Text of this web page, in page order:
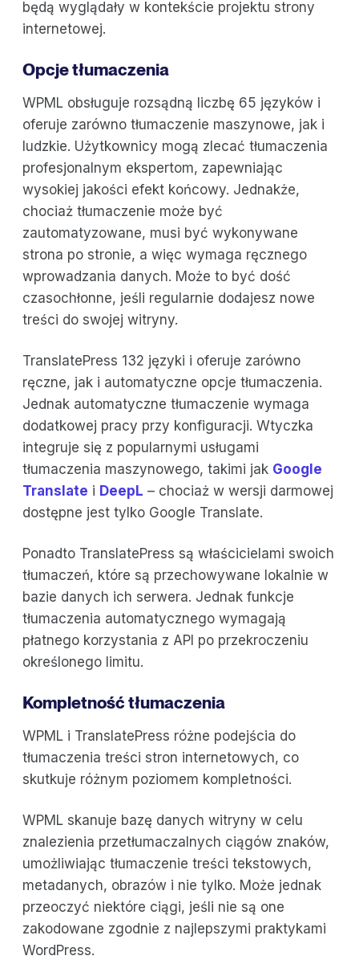
będą wyglądały w kontekście projektu strony
internetowej.
Opcje tłumaczenia
WPML obsługuje rozsądną liczbę 65 języków i
oferuje zarówno tłumaczenie maszynowe, jak i
ludzkie. Użytkownicy mogą zlecać tłumaczenia
profesjonalnym ekspertom, zapewniając
wysokiej jakości efekt końcowy. Jednakże,
chociaż tłumaczenie może być
zautomatyzowane, musi być wykonywane
strona po stronie, a więc wymaga ręcznego
wprowadzania danych. Może to być dość
czasochłonne, jeśli regularnie dodajesz nowe
treści do swojej witryny.
TranslatePress 132 języki i oferuje zarówno
ręczne, jak i automatyczne opcje tłumaczenia.
Jednak automatyczne tłumaczenie wymaga
dodatkowej pracy przy konfiguracji. Wtyczka
integruje się z popularnymi usługami
tłumaczenia maszynowego, takimi jak Google
Translate i DeepL – chociaż w wersji darmowej
dostępne jest tylko Google Translate.
Ponadto TranslatePress są właścicielami swoich
tłumaczeń, które są przechowywane lokalnie w
bazie danych ich serwera. Jednak funkcje
tłumaczenia automatycznego wymagają
płatnego korzystania z API po przekroczeniu
określonego limitu.
Kompletność tłumaczenia
WPML i TranslatePress różne podejścia do
tłumaczenia treści stron internetowych, co
skutkuje różnym poziomem kompletności.
WPML skanuje bazę danych witryny w celu
znalezienia przetłumaczalnych ciągów znaków,
umożliwiając tłumaczenie treści tekstowych,
metadanych, obrazów i nie tylko. Może jednak
przeoczyć niektóre ciągi, jeśli nie są one
zakodowane zgodnie z najlepszymi praktykami
WordPress.